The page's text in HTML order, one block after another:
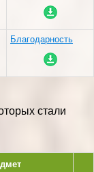
Благодарность
стали